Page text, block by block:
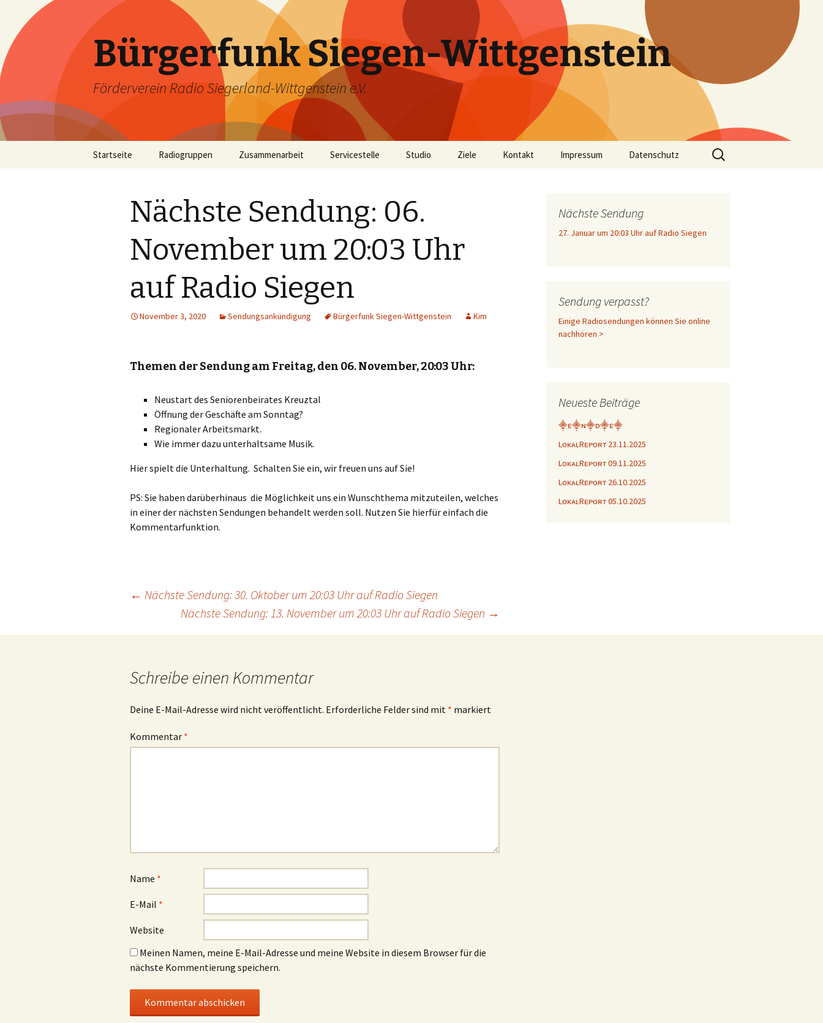
Bürgerfunk Siegen-Wittgenstein
Förderverein Radio Siegerland-Wittgenstein e.V.
Startseite Radiogruppen Zusammenarbeit Servicestelle Studio Ziele Kontakt Impressum Datenschutz
Suche
nach:
Nächste Sendung: 06.
November um 20:03 Uhr
auf Radio Siegen
November 3, 2020 Sendungsankündigung Bürgerfunk Siegen-Wittgenstein Kim
Themen der Sendung am Freitag, den 06. November, 20:03 Uhr:
Neustart des Seniorenbeirates Kreuztal
Öffnung der Geschäfte am Sonntag?
Regionaler Arbeitsmarkt.
Wie immer dazu unterhaltsame Musik.
Hier spielt die Unterhaltung. Schalten Sie ein, wir freuen uns auf Sie!
PS: Sie haben darüberhinaus die Möglichkeit uns ein Wunschthema mitzuteilen, welches
in einer der nächsten Sendungen behandelt werden soll. Nutzen Sie hierfür einfach die
Kommentarfunktion.
Navigation
← Nächste Sendung: 30. Oktober um 20:03 Uhr auf Radio Siegen
Nächste Sendung: 13. November um 20:03 Uhr auf Radio Siegen →
Schreibe einen Kommentar
Deine E-Mail-Adresse wird nicht veröffentlicht. Erforderliche Felder sind mit * markiert
Kommentar *
Name *
E-Mail *
Website
Meinen Namen, meine E-Mail-Adresse und meine Website in diesem Browser für die
nächste Kommentierung speichern.
Nächste Sendung
27. Januar um 20:03 Uhr auf Radio Siegen
Sendung verpasst?
Einige Radiosendungen können Sie online
nachhören >
Neueste Beiträge
⸎ᴇ⸎ɴ⸎ᴅ⸎ᴇ⸎
LᴏᴋᴀʟRᴇᴘᴏʀᴛ 23.11.2025
LᴏᴋᴀʟRᴇᴘᴏʀᴛ 09.11.2025
LᴏᴋᴀʟRᴇᴘᴏʀᴛ 26.10.2025
LᴏᴋᴀʟRᴇᴘᴏʀᴛ 05.10.2025